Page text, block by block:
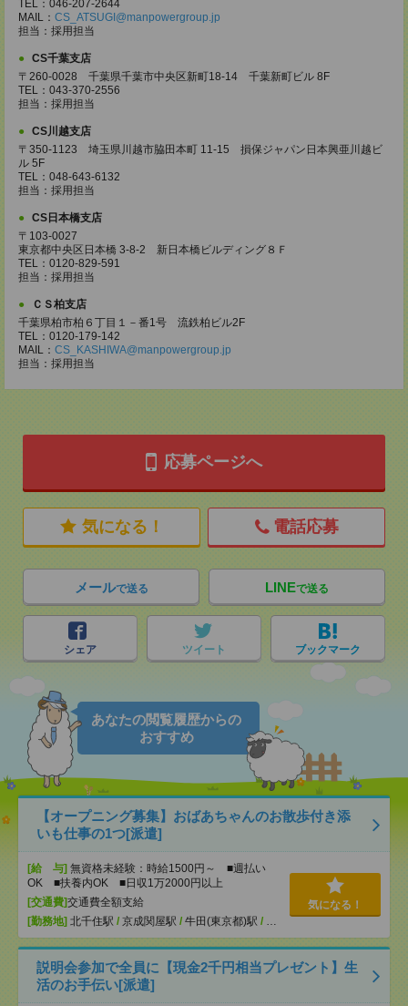
TEL：046-207-2644
MAIL： CS_ATSUGI@manpowergroup.jp
担当：採用担当
CS千葉支店
〒260-0028 千葉県千葉市中央区新町18-14 千葉新町ビル 8F
TEL：043-370-2556
担当：採用担当
CS川越支店
〒350-1123 埼玉県川越市脇田本町 11-15 損保ジャパン日本興亜川越ビ
ル 5F
TEL：048-643-6132
担当：採用担当
CS日本橋支店
〒103-0027
東京都中央区日本橋 3-8-2 新日本橋ビルディング８Ｆ
TEL：0120-829-591
担当：採用担当
ＣＳ柏支店
千葉県柏市柏６丁目１－番1号 流鉄柏ビル2F
TEL：0120-179-142
MAIL： CS_KASHIWA@manpowergroup.jp
担当：採用担当
応募ページへ
気になる！ 電話応募
メールで送る LINEで送る
シェア ツイート ブックマーク
あなたの閲覧履歴からの
おすすめ
【オープニング募集】おばあちゃんのお散歩付き添
いも仕事の1つ[派遣]
[給 与] 無資格未経験：時給1500円～ ■週払い
OK ■扶養内OK ■日収1万2000円以上
[交通費]交通費全額支給
[勤務地] 北千住駅 / 京成関屋駅 / 牛田(東京都)駅 / …
気になる！
説明会参加で全員に【現金2千円相当プレゼント】生
活のお手伝い[派遣]